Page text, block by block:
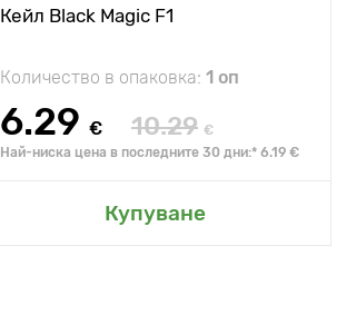
Кейл Black Magic F1
Количество в опаковка: 1 оп
6.29 € 10.29 €
Най-ниска цена в последните 30 дни:* 6.19 €
Купуване